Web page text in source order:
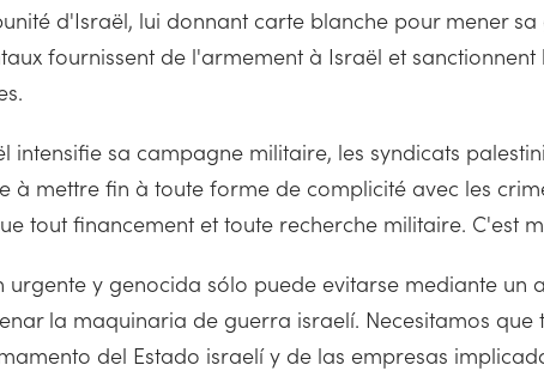
d'Israël, lui donnant carte blanche pour mener
fournissent de l'armement à Israël et
intensifie sa campagne militaire, les syndicats
à mettre fin à toute forme de complicité avec les
tout financement et toute recherche militaire. C'est
urgente y genocida sólo puede evitarse mediante
la maquinaria de guerra israelí. Necesitamos
del Estado israelí y de las empresas